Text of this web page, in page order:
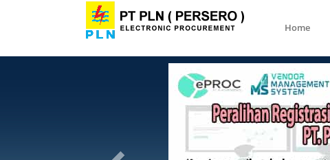
Home